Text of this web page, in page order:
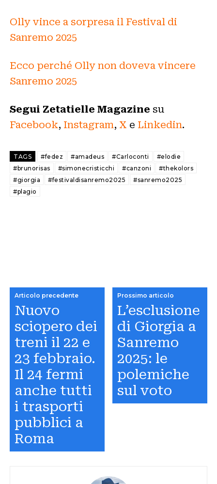
Olly vince a sorpresa il Festival di
Sanremo 2025
Ecco perché Olly non doveva vincere
Sanremo 2025
Segui Zetatielle Magazine su
Facebook, Instagram, X e Linkedin.
TAGS #fedez #amadeus #Carloconti
#elodie
#brunorisas
#simonecristicchi #canzoni
#thekolors
#giorgia
#festivaldisanremo2025
#sanremo2025
#plagio
Articolo precedente
Nuovo
sciopero dei
treni il 22 e
23 febbraio.
Il 24 fermi
anche tutti
i trasporti
pubblici a
Roma
Prossimo articolo
L’esclusione
di Giorgia a
Sanremo
2025: le
polemiche
sul voto